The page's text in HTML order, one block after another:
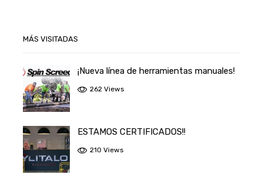
MÁS VISITADAS
¡Nueva línea de herramientas manuales!
262 Views
ESTAMOS CERTIFICADOS!!
210 Views